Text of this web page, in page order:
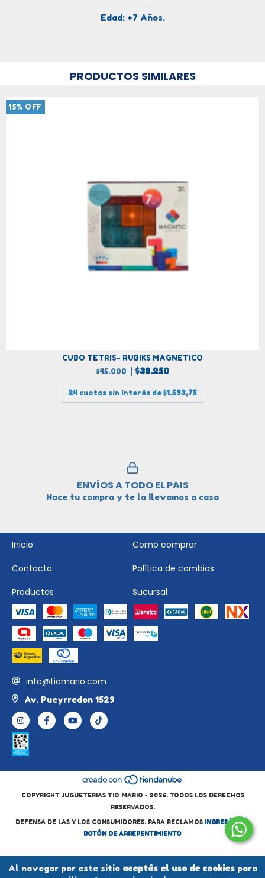
Al navegar por este sitio aceptás el uso de cookiespara
Edad: +7 Años.
PRODUCTOS SIMILARES
15% OFF
CUBO TETRIS- RUBIKS MAGNETICO
$45.000
$38.250
24 cuotas sin interés de $1.593,75
ENVÍOS A TODO EL PAIS
Hace tu compra y te la llevamos a casa
Inicio
Como comprar
Contacto
Política de cambios
Productos
Sucursal
info@tiomario.com
Av. Pueyrredon 1529
COPYRIGHT JUGUETERIAS TIO MARIO - 2026. TODOS LOS DERECHOS
RESERVADOS.
DEFENSA DE LAS Y LOS CONSUMIDORES. PARA RECLAMOS INGRESÁ ACÁ.
BOTÓN DE ARREPENTIMIENTO